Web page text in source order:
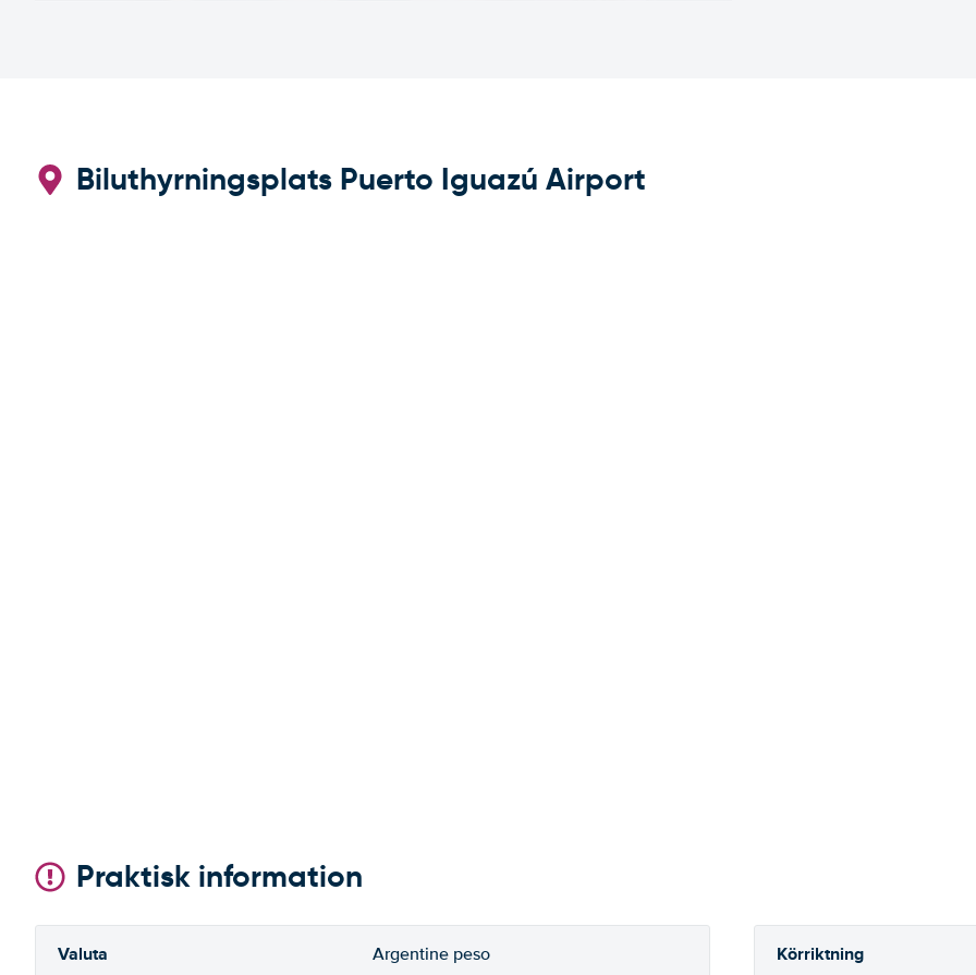
Biluthyrningsplats Puerto Iguazú Airport
Praktisk information
Valuta Argentine peso Körriktning